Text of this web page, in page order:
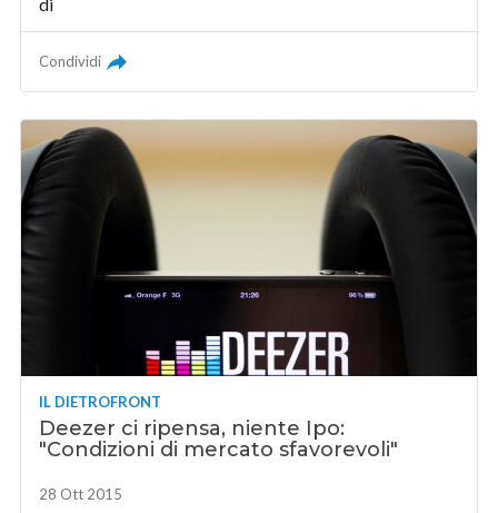
Condividi
IL DIETROFRONT
Deezer ci ripensa, niente Ipo:
"Condizioni di mercato sfavorevoli"
28 Ott 2015